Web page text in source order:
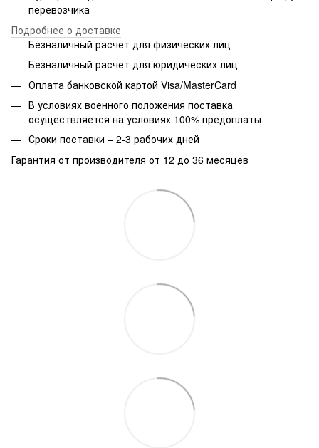
перевозчика
Подробнее о доставке
Безналичный расчет для физических лиц
Безналичный расчет для юридических лиц
Оплата банковской картой Visa/MasterCard
В условиях военного положения поставка
осуществляется на условиях 100% предоплаты
Сроки поставки – 2-3 рабочих дней
Гарантия от производителя от 12 до 36 месяцев